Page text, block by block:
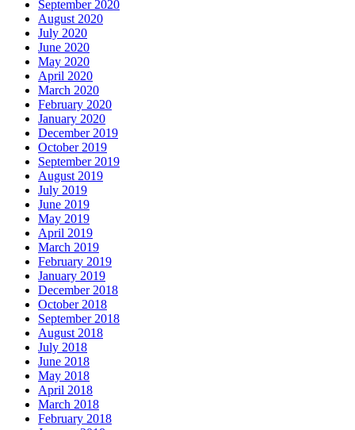
September 2020
August 2020
July 2020
June 2020
May 2020
April 2020
March 2020
February 2020
January 2020
December 2019
October 2019
September 2019
August 2019
July 2019
June 2019
May 2019
April 2019
March 2019
February 2019
January 2019
December 2018
October 2018
September 2018
August 2018
July 2018
June 2018
May 2018
April 2018
March 2018
February 2018